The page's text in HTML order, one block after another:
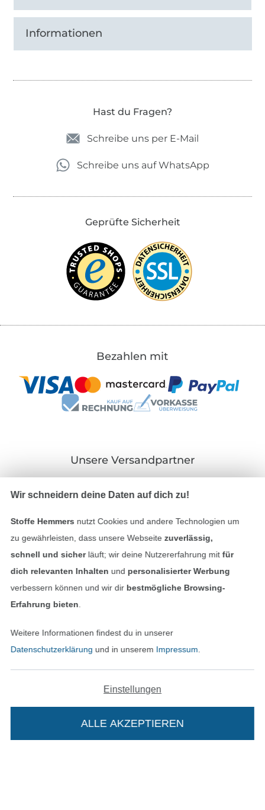
Informationen
Hast du Fragen?
Schreibe uns per E-Mail
Schreibe uns auf WhatsApp
Geprüfte Sicherheit
Bezahlen mit
Unsere Versandpartner
Impressum
AGB
Widerrufsrecht
In den deutschen Shop wechseln (aktuell
Wir schneidern deine Daten auf dich zu!
Stoffe Hemmers nutzt Cookies und andere Technologien um
zu gewährleisten, dass unsere Webseite zuverlässig,
schnell und sicherläuft; wir deine Nutzererfahrung mitfür
dich relevanten Inhalten und personalisierter Werbung
verbessern können und wir dir bestmögliche Browsing-
Erfahrung bieten
Weitere Informationen findest du in unserer
Datenschutzerklärung und in unserem Impressum
Einstellungen
ALLE AKZEPTIEREN